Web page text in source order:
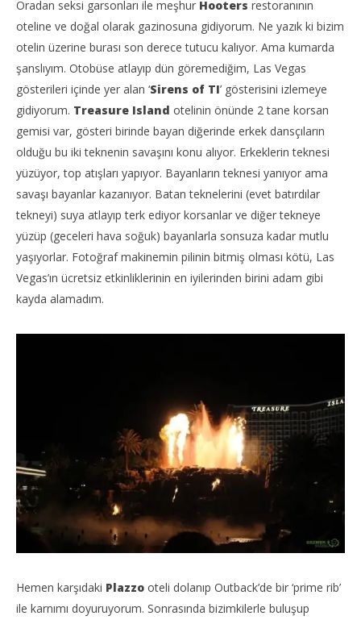
Oradan seksi garsonları ile meşhur Hooters restoranının
oteline ve doğal olarak gazinosuna gidiyorum. Ne yazık ki bizim
otelin üzerine burası son derece tutucu kalıyor. Ama kumarda
şanslıyım. Otobüse atlayıp dün göremediğim, Las Vegas
gösterileri içinde yer alan ‘Sirens of TI’ gösterisini izlemeye
gidiyorum. Treasure Island otelinin önünde 2 tane korsan
gemisi var, gösteri birinde bayan diğerinde erkek dansçıların
olduğu bu iki teknenin savaşını konu alıyor. Erkeklerin teknesi
yüzüyor, top atışları yapıyor. Bayanların teknesi yanıyor ama
savaşı bayanlar kazanıyor. Batan teknelerini (evet batırdılar
tekneyi) suya atlayıp terk ediyor korsanlar ve diğer tekneye
yüzüp (geceleri hava soğuk) bayanlarla sonsuza kadar mutlu
yaşıyorlar. Fotoğraf makinemin pilinin bitmiş olması kötü, Las
Vegas’ın ücretsiz etkinliklerinin en iyilerinden birini adam gibi
kayda alamadım.
Hemen karşıdaki Plazzo oteli dolanıp Outback’de bir ‘prime rib’
ile karnımı doyuruyorum. Sonrasında bizimkilerle buluşup